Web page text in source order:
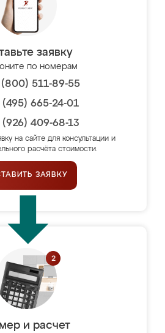
заявку
по номерам
511-89-55
665-24-01
409-68-13
на сайте для консультации и
расчёта стоимости.
ЗАЯВКУ
и расчет